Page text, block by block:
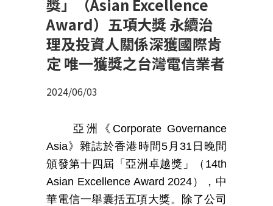
獎」（Asian Excellence
Award）五項大獎 永續治
理及投資人關係深獲國際肯
定 唯一獲獎之台灣電信業者
2024/06/03
亞洲《 Corporate Governance
Asia》雜誌於香港時間5月 31日晚間
頒發第十四屆「亞洲卓越獎」（ 14th
Asian Excellence Award 2024 ），中
華電信一舉囊括五項大獎。除了公司